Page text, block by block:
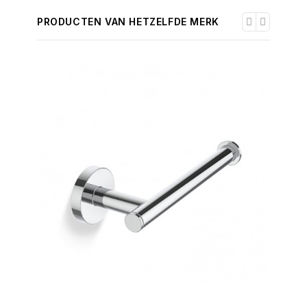
PRODUCTEN VAN HETZELFDE MERK